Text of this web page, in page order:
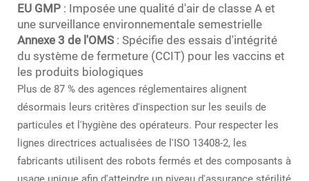
EU GMP : Imposée une qualité d'air de classe A et
une surveillance environnementale semestrielle
Annexe 3 de l'OMS : Spécifie des essais d'intégrité
du système de fermeture (CCIT) pour les vaccins et
les produits biologiques
Plus de 87 % des agences réglementaires alignent
désormais leurs critères d'inspection sur les seuils de
particules et l'hygiène des opérateurs. Pour respecter les
lignes directrices actualisées de l'ISO 13408-2, les
fabricants utilisent des robots fermés et des composants à